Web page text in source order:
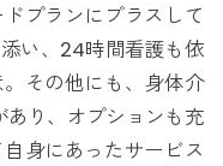
プランにプラスして
い、24時間看護も依
その他にも、身体介
り、オプションも充
身にあったサービス